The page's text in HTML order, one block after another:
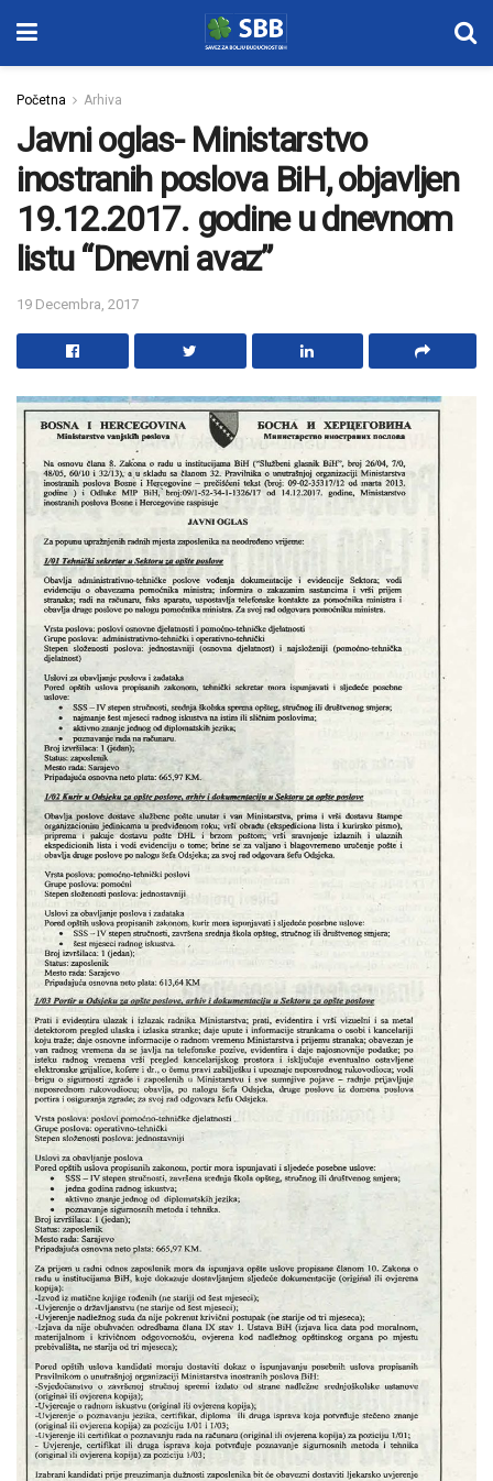
Početna Arhiva
Javni oglas- Ministarstvo
inostranih poslova BiH, objavljen
19.12.2017. godine u dnevnom
listu “Dnevni avaz”
19 Decembra, 2017